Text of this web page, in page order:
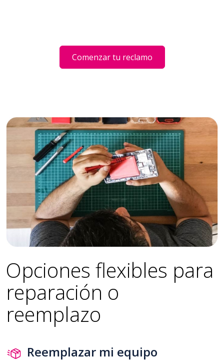
Comenzar tu reclamo
Opciones flexibles para
reparación o
reemplazo
Reemplazar mi equipo